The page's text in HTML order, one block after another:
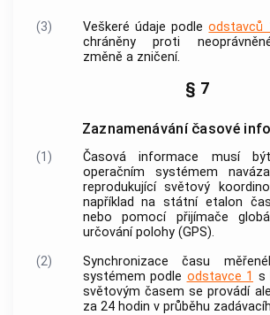
(3) Veškeré údaje podleodstavců
chráněny proti
změně a zničení.
§ 7
Zaznamenávání časové
(1) Časová informace musí být
operačním systémem
reprodukující světový
například na státní etalon
nebo pomocí přijímače
určování polohy (GPS).
(2)
Synchronizace času
systémem podle odstavce 1 s
světovým časem se provádí
za 24 hodin v průběhu